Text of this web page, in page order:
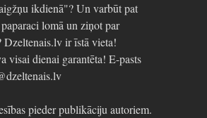
ikdienā"? Un varbūt pat
lomā un ziņot par
Dzeltenais.lv ir īstā vieta!
visai dienai garantēta! E-pasts
pieder publikāciju autoriem.